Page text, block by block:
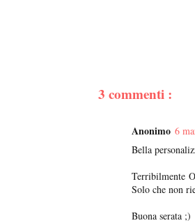
3 commenti :
Anonimo 6
Bella
Terribilmente
Solo che non
Buona serata ;)